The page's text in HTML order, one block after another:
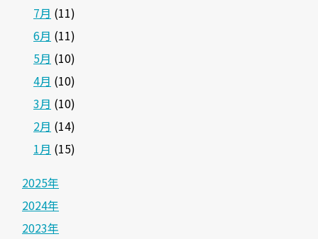
7月 (11)
6月 (11)
5月 (10)
4月 (10)
3月 (10)
2月 (14)
1月 (15)
2025年
2024年
2023年